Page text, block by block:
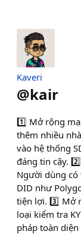
Kaveri
@kair
1️⃣ Mở rộng
thêm nhiều
vào hệ thống
đáng tin cậy.
Người dùng có
DID như
tiện lợi. 3️⃣ Mở
loại kiểm tra
pháp toàn